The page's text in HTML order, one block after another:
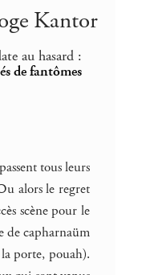
Kantor
au hasard :
de fantômes
tous leurs
alors le regret
scène pour le
de capharnaüm
porte, pouah).